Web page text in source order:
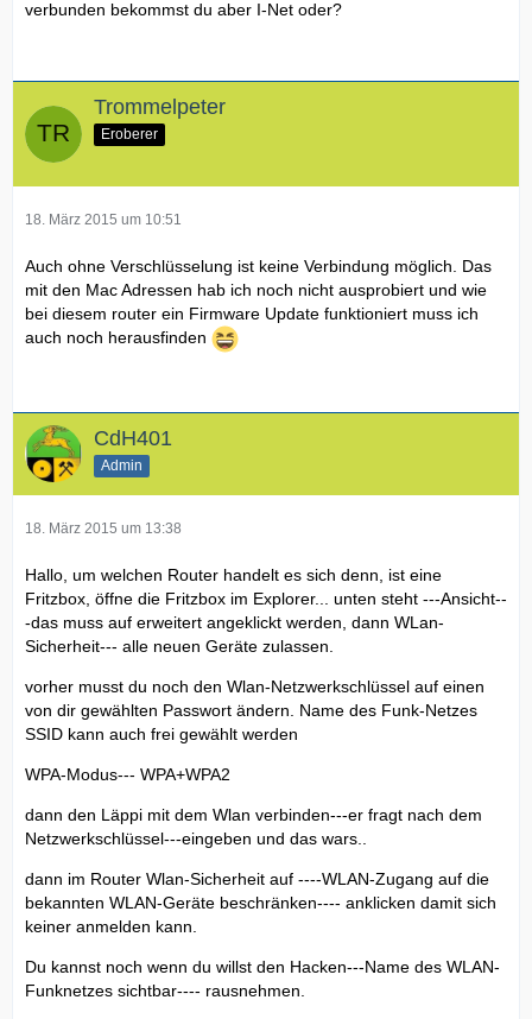
verbunden bekommst du aber I-Net oder?
Trommelpeter
Eroberer
18. März 2015 um 10:51
Auch ohne Verschlüsselung ist keine Verbindung möglich. Das
mit den Mac Adressen hab ich noch nicht ausprobiert und wie
bei diesem router ein Firmware Update funktioniert muss ich
auch noch herausfinden
CdH401
Admin
18. März 2015 um 13:38
Hallo, um welchen Router handelt es sich denn, ist eine
Fritzbox, öffne die Fritzbox im Explorer... unten steht ---Ansicht--
-das muss auf erweitert angeklickt werden, dann WLan-
Sicherheit--- alle neuen Geräte zulassen.
vorher musst du noch den Wlan-Netzwerkschlüssel auf einen
von dir gewählten Passwort ändern. Name des Funk-Netzes
SSID kann auch frei gewählt werden
WPA-Modus--- WPA+WPA2
dann den Läppi mit dem Wlan verbinden---er fragt nach dem
Netzwerkschlüssel---eingeben und das wars..
dann im Router Wlan-Sicherheit auf ----WLAN-Zugang auf die
bekannten WLAN-Geräte beschränken---- anklicken damit sich
keiner anmelden kann.
Du kannst noch wenn du willst den Hacken---Name des WLAN-
Funknetzes sichtbar---- rausnehmen.